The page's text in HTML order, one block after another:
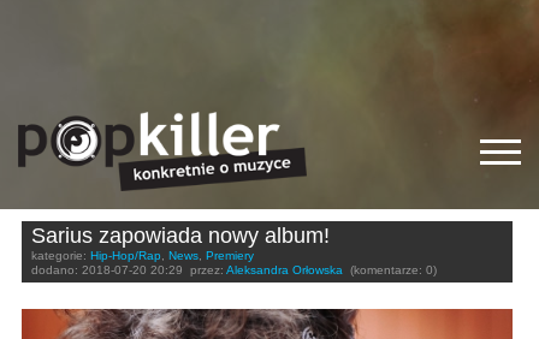
Sarius zapowiada nowy album!
kategorie: Hip-Hop/Rap, News, Premiery
dodano: 2018-07-20 20:29 przez: Aleksandra Orłowska (komentarze: 0)